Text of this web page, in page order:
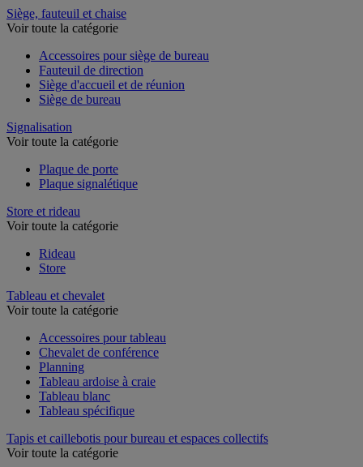
Siège, fauteuil et chaise
Voir toute la catégorie
Accessoires pour siège de bureau
Fauteuil de direction
Siège d'accueil et de réunion
Siège de bureau
Signalisation
Voir toute la catégorie
Plaque de porte
Plaque signalétique
Store et rideau
Voir toute la catégorie
Rideau
Store
Tableau et chevalet
Voir toute la catégorie
Accessoires pour tableau
Chevalet de conférence
Planning
Tableau ardoise à craie
Tableau blanc
Tableau spécifique
Tapis et caillebotis pour bureau et espaces collectifs
Voir toute la catégorie